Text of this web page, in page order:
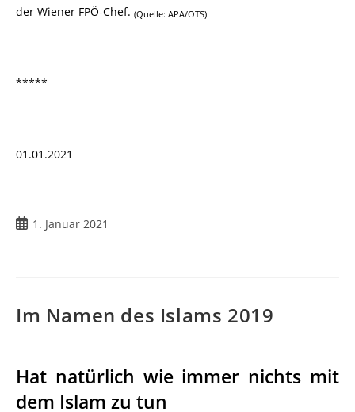
der Wiener FPÖ-Chef. (Quelle: APA/OTS)
*****
01.01.2021
1. Januar 2021
Im Namen des Islams 2019
Hat natürlich wie immer nichts mit
dem Islam zu tun